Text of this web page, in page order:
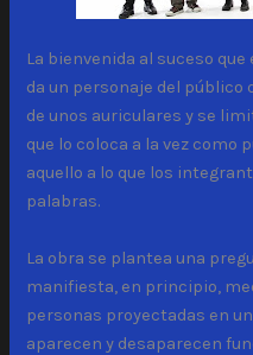
La bienvenida al suceso
da un personaje del público
de unos auriculares y se
que lo coloca a la vez como
aquello a lo que los
palabras.
La obra se plantea una
manifiesta, en principio,
personas proyectadas en
aparecen y desaparecen